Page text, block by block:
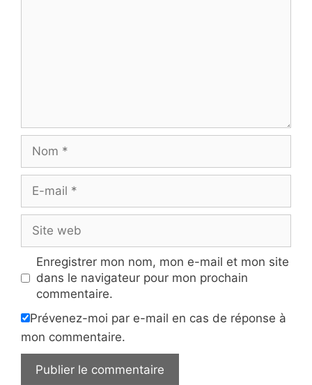
mail
web
Enregistrer mon nom, mon e-mail et mon site
dans le navigateur pour mon prochain
commentaire.
Prévenez-moi par e-mail en cas de réponse à
mon commentaire.